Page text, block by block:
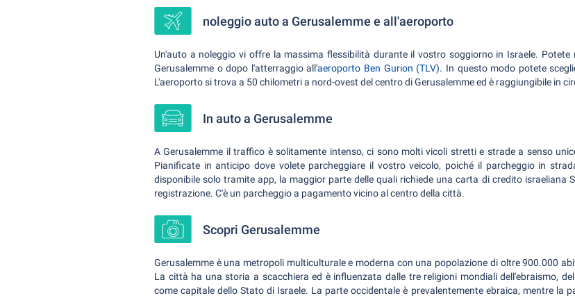
noleggio auto a Gerusalemme e all'aeroporto
Un'auto a noleggio vi offre la massima flessibilità durante il vostro soggiorno in Israele.
Gerusalemme o dopo l'atterraggio all'aeroporto Ben Gurion (TLV). In questo modo potete
L'aeroporto si trova a 50 chilometri a nord-ovest del centro di Gerusalemme ed è raggiungibile in
In auto a Gerusalemme
A Gerusalemme il traffico è solitamente intenso, ci sono molti vicoli stretti e strade a senso
Pianificate in anticipo dove volete parcheggiare il vostro veicolo, poiché il parcheggio in
disponibile solo tramite app, la maggior parte delle quali richiede una carta di credito israeliana
registrazione. C'è un parcheggio a pagamento vicino al centro della città.
Scopri Gerusalemme
Gerusalemme è una metropoli multiculturale e moderna con una popolazione di oltre 900.000
La città ha una storia a scacchiera ed è influenzata dalle tre religioni mondiali dell'ebraismo,
come capitale dello Stato di Israele. La parte occidentale è prevalentemente ebraica, mentre la